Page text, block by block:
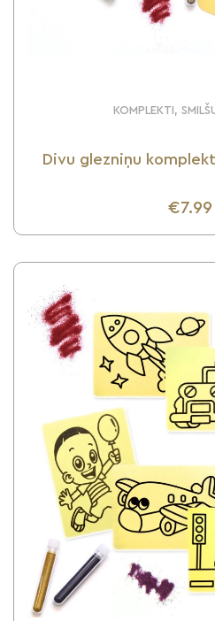
KOMPLEKTI,
Divu glezniņu
€7.99
UZZINI